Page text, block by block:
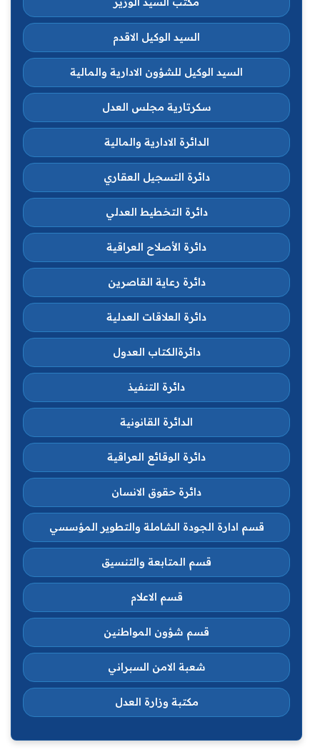
السيد الوكيل الاقدم
السيد الوكيل للشؤون الادارية والمالية
سكرتارية مجلس العدل
الدائرة الادارية والمالية
دائرة التسجيل العقاري
دائرة التخطيط العدلي
دائرة الأصلاح العراقية
دائرة رعاية القاصرين
دائرة العلاقات العدلية
دائرةالكتاب العدول
دائرة التنفيذ
الدائرة القانونية
دائرة الوقائع العراقية
دائرة حقوق الانسان
قسم ادارة الجودة الشاملة والتطوير المؤسسي
قسم المتابعة والتنسيق
قسم الاعلام
قسم شؤون المواطنين
شعبة الامن السبراني
مكتبة وزارة العدل